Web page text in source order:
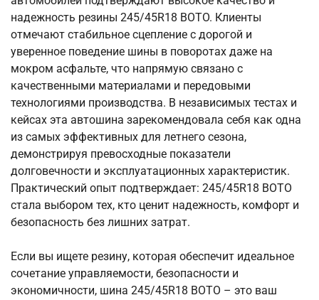
надежность резины 245/45R18 BOTO. Клиенты
отмечают стабильное сцепление с дорогой и
уверенное поведение шины в поворотах даже на
мокром асфальте, что напрямую связано с
качественными материалами и передовыми
технологиями производства. В независимых тестах и
кейсах эта автошина зарекомендовала себя как одна
из самых эффективных для летнего сезона,
демонстрируя превосходные показатели
долговечности и эксплуатационных характеристик.
Практический опыт подтверждает: 245/45R18 BOTO
стала выбором тех, кто ценит надежность, комфорт и
безопасность без лишних затрат.
Если вы ищете резину, которая обеспечит идеальное
сочетание управляемости, безопасности и
экономичности, шина 245/45R18 BOTO – это ваш